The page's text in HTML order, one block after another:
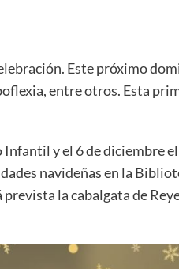
Este próximo
entre otros. Esta
y el 6 de diciembre
navideñas en la
la cabalgata de